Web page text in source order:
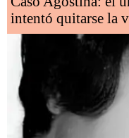
intentó quitarse la